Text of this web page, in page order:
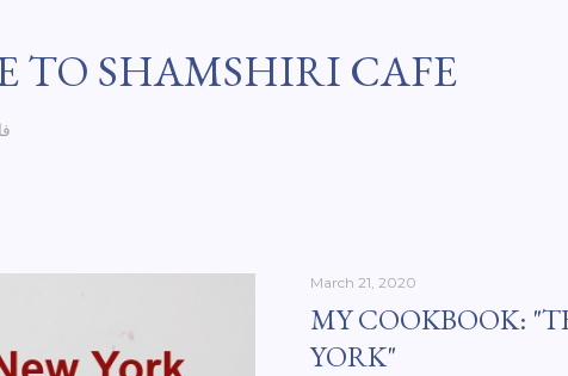
TO SHAMSHIRI CAFE
March 21, 2020
MY COOKBOOK:
YORK"